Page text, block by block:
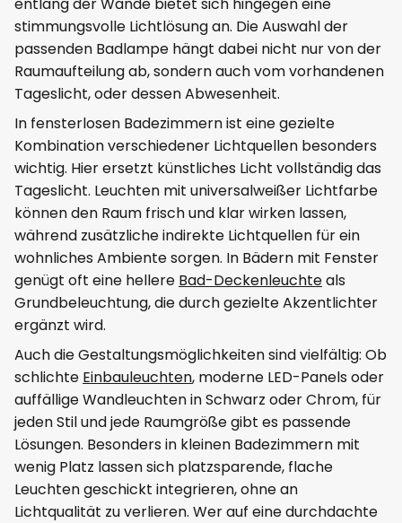
stimmungsvolle Lichtlösung an. Die Auswahl der
passenden Badlampe hängt dabei nicht nur von der
Raumaufteilung ab, sondern auch vom vorhandenen
Tageslicht, oder dessen Abwesenheit.
In fensterlosen Badezimmern ist eine gezielte
Kombination verschiedener Lichtquellen besonders
wichtig. Hier ersetzt künstliches Licht vollständig das
Tageslicht. Leuchten mit universalweißer Lichtfarbe
können den Raum frisch und klar wirken lassen,
während zusätzliche indirekte Lichtquellen für ein
wohnliches Ambiente sorgen. In Bädern mit Fenster
genügt oft eine hellere Bad-Deckenleuchteals
Grundbeleuchtung, die durch gezielte Akzentlichter
ergänzt wird.
Auch die Gestaltungsmöglichkeiten sind vielfältig: Ob
schlichte Einbauleuchten, moderne LED-Panels oder
auffällige Wandleuchten in Schwarz oder Chrom, für
jeden Stil und jede Raumgröße gibt es passende
Lösungen. Besonders in kleinen Badezimmern mit
wenig Platz lassen sich platzsparende, flache
Leuchten geschickt integrieren, ohne an
Lichtqualität zu verlieren. Wer auf eine durchdachte